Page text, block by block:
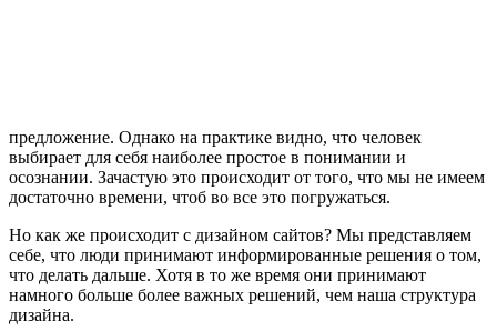
предложение. Однако на практике видно, что человек
выбирает для себя наиболее простое в понимании и
осознании. Зачастую это происходит от того, что мы не имеем
достаточно времени, чтоб во все это погружаться.
Но как же происходит с дизайном сайтов? Мы представляем
себе, что люди принимают информированные решения о том,
что делать дальше. Хотя в то же время они принимают
намного больше более важных решений, чем наша структура
дизайна.